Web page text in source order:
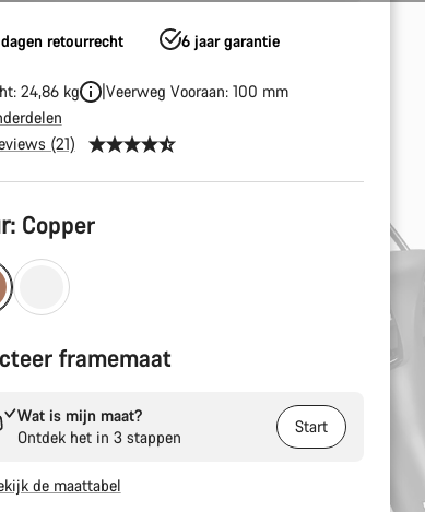
retourrecht 6 jaar garantie
24,86 kg
Veerweg Vooraan: 100 mm
(21)
Copper
framemaat
Wat is mijn maat?
Ontdek het in 3 stappen
Start
de maattabel